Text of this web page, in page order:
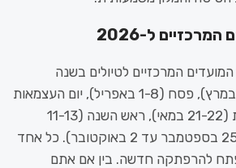
ל-2026
המועדים המרכזיים לטיולים בשנה
הקרובה: פורים (2-3 במרץ), פסח (1-8 באפריל), יום העצמאות
(22 באפריל), שבועות (21-22 במאי), ראש השנה (11-13
בספטמבר), וסוכות (25 בספטמבר עד 2 באוקטובר). כל אחד
להרפתקה חדשה. בין אם אתם